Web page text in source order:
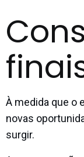
À medida que o
novas
surgir.